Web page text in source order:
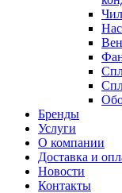
Бренды
Услуги
О компании
Доставка и
Новости
Контакты